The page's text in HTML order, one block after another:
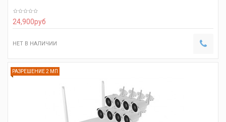
24,900руб
НЕТ В НАЛИЧИИ
РАЗРЕШЕНИЕ 2 МП